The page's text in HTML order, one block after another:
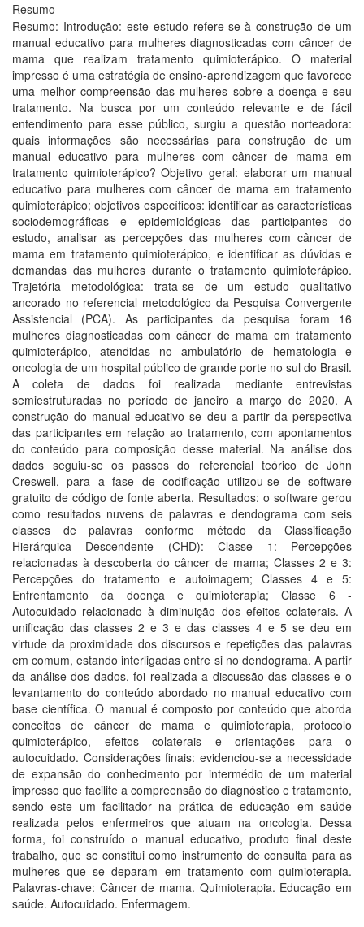
Resumo
Resumo: Introdução: este estudo refere-se à construção de um
manual educativo para mulheres diagnosticadas com câncer de
mama que realizam tratamento quimioterápico. O material
impresso é uma estratégia de ensino-aprendizagem que favorece
uma melhor compreensão das mulheres sobre a doença e seu
tratamento. Na busca por um conteúdo relevante e de fácil
entendimento para esse público, surgiu a questão norteadora:
quais informações são necessárias para construção de um
manual educativo para mulheres com câncer de mama em
tratamento quimioterápico? Objetivo geral: elaborar um manual
educativo para mulheres com câncer de mama em tratamento
quimioterápico; objetivos específicos: identificar as características
sociodemográficas e epidemiológicas das participantes do
estudo, analisar as percepções das mulheres com câncer de
mama em tratamento quimioterápico, e identificar as dúvidas e
demandas das mulheres durante o tratamento quimioterápico.
Trajetória metodológica: trata-se de um estudo qualitativo
ancorado no referencial metodológico da Pesquisa Convergente
Assistencial (PCA). As participantes da pesquisa foram 16
mulheres diagnosticadas com câncer de mama em tratamento
quimioterápico, atendidas no ambulatório de hematologia e
oncologia de um hospital público de grande porte no sul do Brasil.
A coleta de dados foi realizada mediante entrevistas
semiestruturadas no período de janeiro a março de 2020. A
construção do manual educativo se deu a partir da perspectiva
das participantes em relação ao tratamento, com apontamentos
do conteúdo para composição desse material. Na análise dos
dados seguiu-se os passos do referencial teórico de John
Creswell, para a fase de codificação utilizou-se de software
gratuito de código de fonte aberta. Resultados: o software gerou
como resultados nuvens de palavras e dendograma com seis
classes de palavras conforme método da Classificação
Hierárquica Descendente (CHD): Classe 1: Percepções
relacionadas à descoberta do câncer de mama; Classes 2 e 3:
Percepções do tratamento e autoimagem; Classes 4 e 5:
Enfrentamento da doença e quimioterapia; Classe 6 -
Autocuidado relacionado à diminuição dos efeitos colaterais. A
unificação das classes 2 e 3 e das classes 4 e 5 se deu em
virtude da proximidade dos discursos e repetições das palavras
em comum, estando interligadas entre si no dendograma. A partir
da análise dos dados, foi realizada a discussão das classes e o
levantamento do conteúdo abordado no manual educativo com
base científica. O manual é composto por conteúdo que aborda
conceitos de câncer de mama e quimioterapia, protocolo
quimioterápico, efeitos colaterais e orientações para o
autocuidado. Considerações finais: evidenciou-se a necessidade
de expansão do conhecimento por intermédio de um material
impresso que facilite a compreensão do diagnóstico e tratamento,
sendo este um facilitador na prática de educação em saúde
realizada pelos enfermeiros que atuam na oncologia. Dessa
forma, foi construído o manual educativo, produto final deste
trabalho, que se constitui como instrumento de consulta para as
mulheres que se deparam em tratamento com quimioterapia.
Palavras-chave: Câncer de mama. Quimioterapia. Educação em
saúde. Autocuidado. Enfermagem.